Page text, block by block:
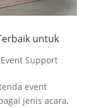
untuk
Event Support
event
jenis acara,